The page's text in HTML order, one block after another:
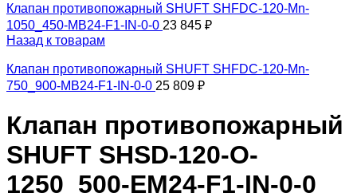
Клапан противопожарный SHUFT SHFDC-120-Mn-
1050_450-MB24-F1-IN-0-0 23 845 ₽
Назад к товарам
Клапан противопожарный SHUFT SHFDC-120-Mn-
750_900-MB24-F1-IN-0-0 25 809 ₽
Клапан противопожарный
SHUFT SHSD-120-O-
1250_500-EM24-F1-IN-0-0